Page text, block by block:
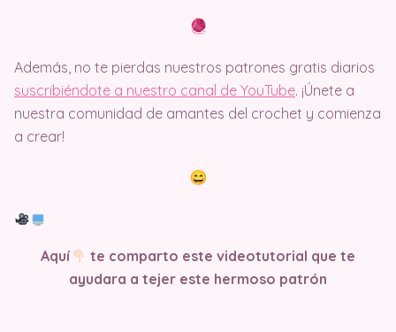
Además, no te pierdas nuestros patrones gratis diarios
suscribiéndote a nuestro canal de YouTube. ¡Únete a
nuestra comunidad de amantes del crochet y comienza
a crear!
Aquí
te comparto este videotutorial que te
ayudara a tejer este hermoso patrón